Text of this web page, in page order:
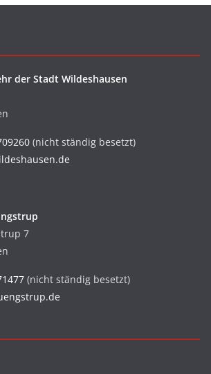
der Stadt Wildeshausen
(nicht ständig besetzt)
7
(nicht ständig besetzt)